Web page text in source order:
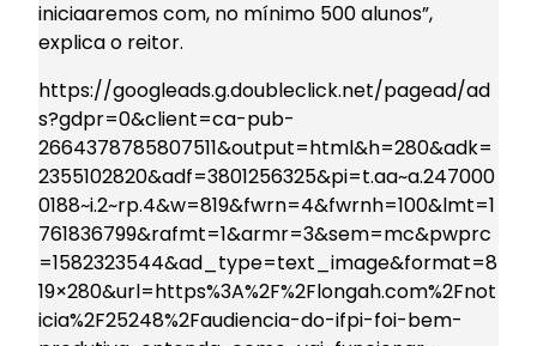
iniciaaremos com, no mínimo 500 alunos”,
explica o reitor.
https://googleads.g.doubleclick.net/pagead/ad
s?gdpr=0&client=ca-pub-
2664378785807511&output=html&h=280&adk=
2355102820&adf=3801256325&pi=t.aa~a.247000
0188~i.2~rp.4&w=819&fwrn=4&fwrnh=100&lmt=1
761836799&rafmt=1&armr=3&sem=mc&pwprc
=1582323544&ad_type=text_image&format=8
19×280&url=https%3A%2F%2Flongah.com%2Fnot
icia%2F25248%2Faudiencia-do-ifpi-foi-bem-